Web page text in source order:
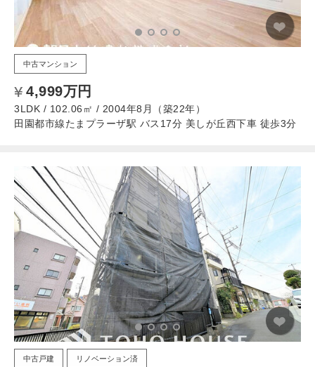
中古マンション
4,999万円
3LDK / 102.06㎡ / 2004年8月（築22年）
田園都市線たまプラーザ駅 バス17分 美しが丘西下車 徒歩3分
中古戸建 リノベーション済